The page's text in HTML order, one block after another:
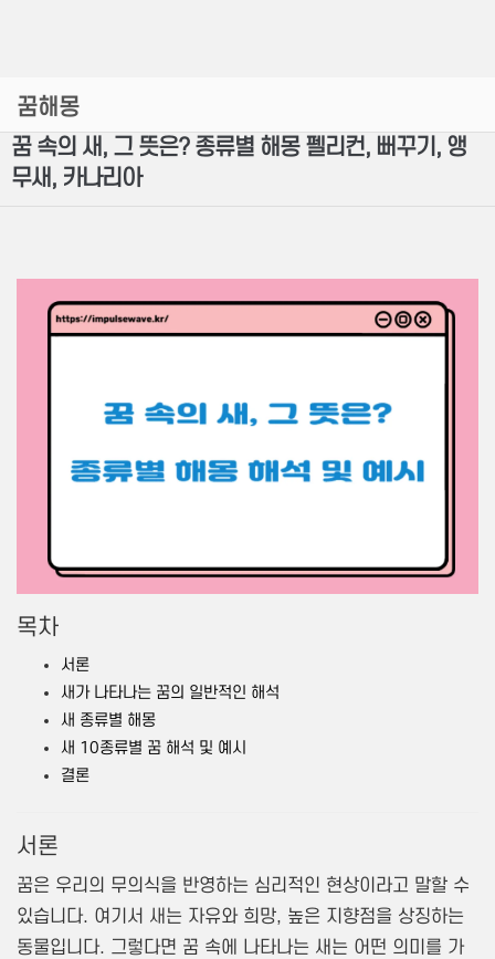
꿈해몽
꿈 속의 새, 그 뜻은? 종류별 해몽 펠리컨, 뻐꾸기, 앵
무새, 카나리아
목차
서론
새가 나타나는 꿈의 일반적인 해석
새 종류별 해몽
새 10종류별 꿈 해석 및 예시
결론
서론
꿈은 우리의 무의식을 반영하는 심리적인 현상이라고 말할 수
있습니다. 여기서 새는 자유와 희망, 높은 지향점을 상징하는
동물입니다. 그렇다면 꿈 속에 나타나는 새는 어떤 의미를 가